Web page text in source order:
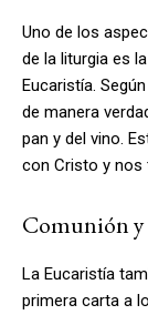
Uno de los
de la liturgia es
Eucaristía.
de manera
pan y del vino.
con Cristo y nos
Comunión
La Eucaristía
primera carta a